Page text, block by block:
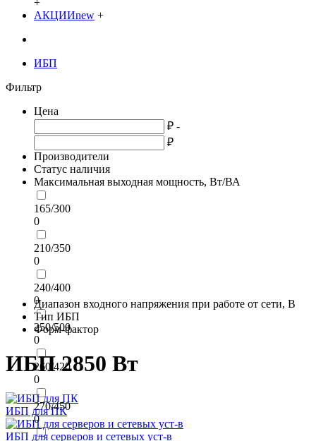
+
АКЦИИnew +
ИБП
Фильтр
Цена
₽ -
₽
Производители
Статус наличия
Максимальная выходная мощность, Вт/ВА
165/300
0
210/350
0
240/400
0
250/500
0
260/420
0
270/450
0
Диапазон входного напряжения при работе от сети, В
Тип ИБП
Форм-фактор
ИБП 2850 Вт
ИБП для ПК
ИБП для серверов и сетевых уст-в